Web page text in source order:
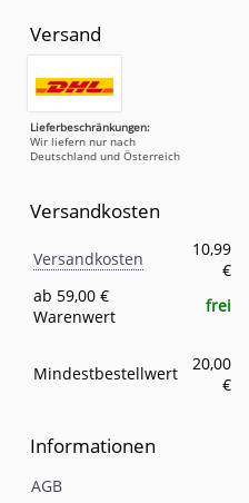
Versand
Lieferbeschränkungen:
Wir liefern nur nach
Deutschland und Österreich
Versandkosten
Eigenschaft
Versandkosten
10,99
€
ab 59,00 €
Warenwert
frei
Mindestbestellwert
20,00
€
Informationen
AGB